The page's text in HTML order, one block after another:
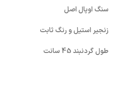
سنگ اوپال اصل
زنجیر استیل و رنگ ثابت
طول گردنبند 45 سانت